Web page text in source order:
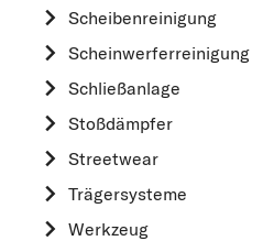
Scheibenreinigung
Scheinwerferreinigung
Schließanlage
Stoßdämpfer
Streetwear
Trägersysteme
Werkzeug